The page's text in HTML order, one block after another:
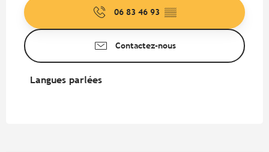
06 83 46 93 ▒▒
Contactez-nous
Langues parlées
Langues parlées